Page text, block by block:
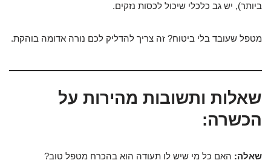
ביותר), יש גב כלכלי שיכול לכסות נזקים.
מטפל שעובד בלי ביטוח? זה צריך להדליק לכם נורה אדומה בוהקת.
שאלות ותשובות מהירות על
הכשרה:
שאלה: האם כל מי שיש לו תעודה הוא בהכרח מטפל טוב?